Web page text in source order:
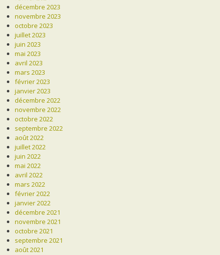
décembre 2023
novembre 2023
octobre 2023
juillet 2023
juin 2023
mai 2023
avril 2023
mars 2023
février 2023
janvier 2023
décembre 2022
novembre 2022
octobre 2022
septembre 2022
août 2022
juillet 2022
juin 2022
mai 2022
avril 2022
mars 2022
février 2022
janvier 2022
décembre 2021
novembre 2021
octobre 2021
septembre 2021
août 2021